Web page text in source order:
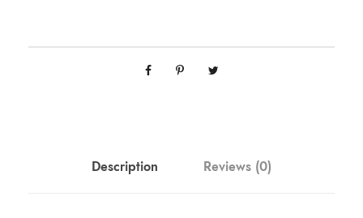
Description Reviews (0)